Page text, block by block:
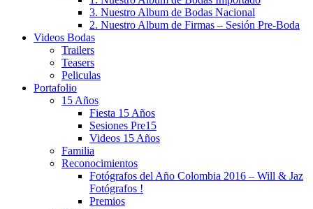
3. Nuestro Album de Bodas Nacional
2. Nuestro Album de Firmas – Sesión Pre-Boda
Videos Bodas
Trailers
Teasers
Peliculas
Portafolio
15 Años
Fiesta 15 Años
Sesiones Pre15
Videos 15 Años
Familia
Reconocimientos
Fotógrafos del Año Colombia 2016 – Will & Jaz
Fotógrafos !
Premios